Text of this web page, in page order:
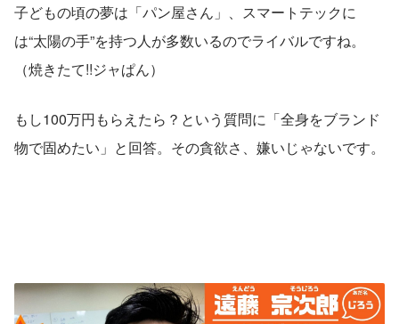
子どもの頃の夢は「パン屋さん」、スマートテックに
は“太陽の手”を持つ人が多数いるのでライバルですね。
（焼きたて!!ジャぱん）
もし100万円もらえたら？という質問に「全身をブランド
物で固めたい」と回答。その貪欲さ、嫌いじゃないです。